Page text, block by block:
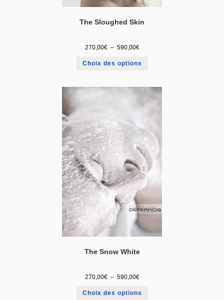
The Sloughed Skin
270,00€ – 590,00€
Choix des options
The Snow White
270,00€ – 590,00€
Choix des options